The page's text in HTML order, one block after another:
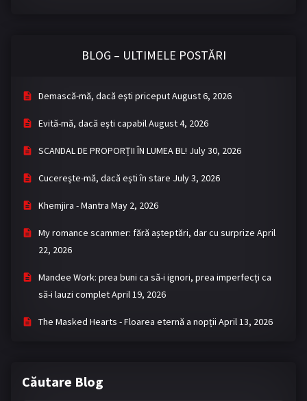
BLOG – ULTIMELE POSTĂRI
Demască-mă, dacă eşti priceputAugust 6, 2026
Evită-mă, dacă eşti capabilAugust 4, 2026
SCANDAL DE PROPORȚII ÎN LUMEA BL! July 30, 2026
Cucereşte-mă, dacă eşti în stare July 3, 2026
Khemjira - Mantra May 2, 2026
My romance scammer: fără așteptări, dar cu surprize April
22, 2026
Mandee Work: prea buni ca să-i ignori, prea imperfecți ca
să-i lauzi completApril 19, 2026
The Masked Hearts - Floarea eternă a nopții April 13, 2026
Căutare Blog